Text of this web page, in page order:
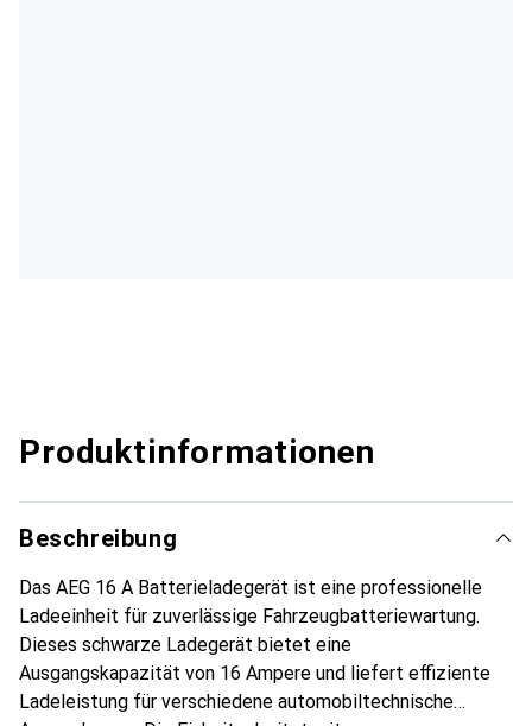
Produktinformationen
Beschreibung
Das AEG 16 A Batterieladegerät ist eine professionelle
Ladeeinheit für zuverlässige Fahrzeugbatteriewartung.
Dieses schwarze Ladegerät bietet eine
Ausgangskapazität von 16 Ampere und liefert effiziente
Ladeleistung für verschiedene automobiltechnische